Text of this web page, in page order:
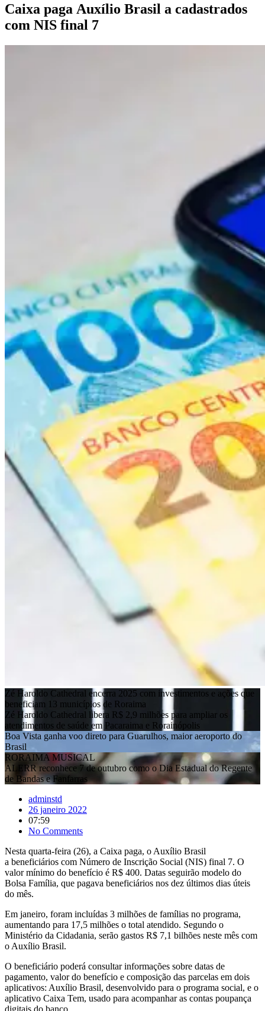
Caixa paga Auxílio Brasil a cadastrados
com NIS final 7
Zé Haroldo Cathedral encerra 2025 com investimentos e ações que
beneficiam 13 municípios de Roraima
Zé Haroldo Cathedral libera R$ 2,9 milhões para ampliar os
atendimentos de saúde em Pacaraima e Rorainópolis
Boa Vista ganha voo direto para Guarulhos, maior aeroporto do
Brasil
RORAIMA MUSICAL
ALERR reconhece 7 de outubro como o Dia Estadual do Regente
de Bandas e Fanfarras
adminstd
26 janeiro 2022
07:59
No Comments
Nesta quarta-feira (26), a Caixa paga, o Auxílio Brasil
a beneficiários com Número de Inscrição Social (NIS) final 7. O
valor mínimo do benefício é R$ 400. Datas seguirão modelo do
Bolsa Família, que pagava beneficiários nos dez últimos dias úteis
do mês.
Em janeiro, foram incluídas 3 milhões de famílias no programa,
aumentando para 17,5 milhões o total atendido. Segundo o
Ministério da Cidadania, serão gastos R$ 7,1 bilhões neste mês com
o Auxílio Brasil.
O beneficiário poderá consultar informações sobre datas de
pagamento, valor do benefício e composição das parcelas em dois
aplicativos: Auxílio Brasil, desenvolvido para o programa social, e o
aplicativo Caixa Tem, usado para acompanhar as contas poupança
digitais do banco.